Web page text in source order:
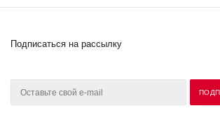
Подписаться на рассылку